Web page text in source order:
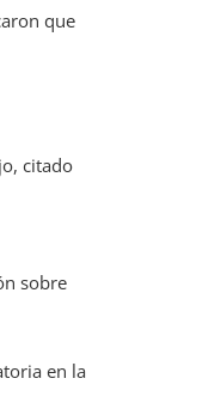
que
citado
sobre
en la